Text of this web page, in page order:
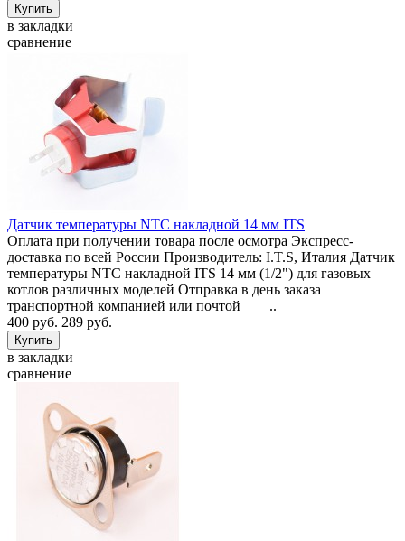
в закладки
сравнение
Датчик температуры NTC накладной 14 мм ITS
Оплата при получении товара после осмотра Экспресс-
доставка по всей России Производитель: I.T.S, Италия Датчик
температуры NTC накладной ITS 14 мм (1/2") для газовых
котлов различных моделей Отправка в день заказа
транспортной компанией или почтой ..
400 руб. 289 руб.
в закладки
сравнение